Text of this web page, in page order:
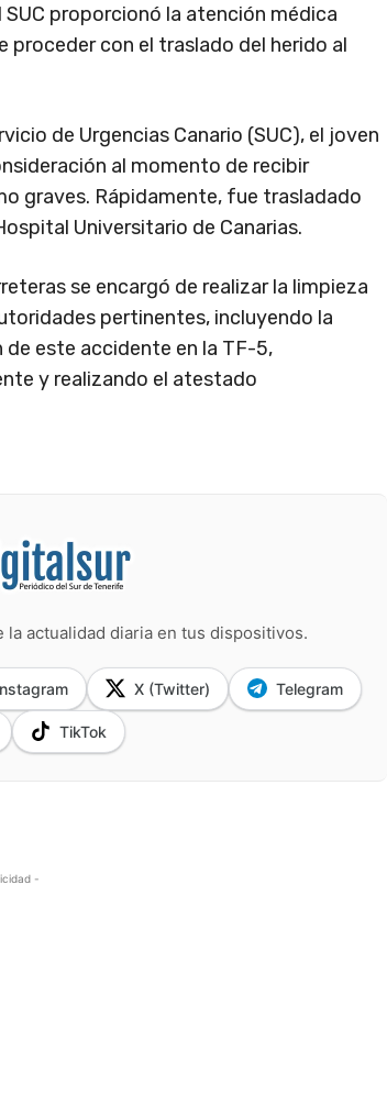
proporcionó la atención médica
proceder con el traslado del herido al
de Urgencias Canario (SUC), el joven
al momento de recibir
graves. Rápidamente, fue trasladado
Universitario de Canarias.
se encargó de realizar la limpieza
pertinentes, incluyendo la
de este accidente en la TF-5,
y realizando el atestado
actualidad diaria en tus dispositivos.
X (Twitter) Telegram
TikTok
-